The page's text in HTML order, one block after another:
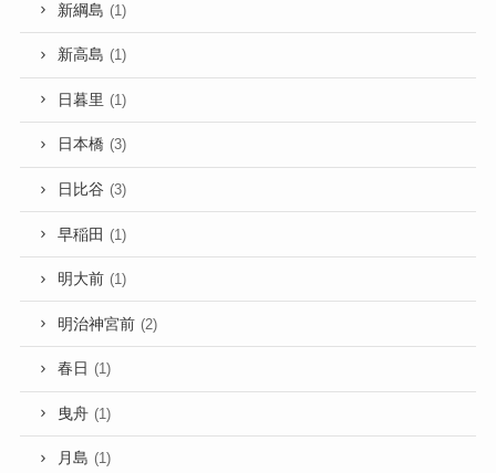
新綱島 (1)
新高島 (1)
日暮里 (1)
日本橋 (3)
日比谷 (3)
早稲田 (1)
明大前 (1)
明治神宮前 (2)
春日 (1)
曳舟 (1)
月島 (1)